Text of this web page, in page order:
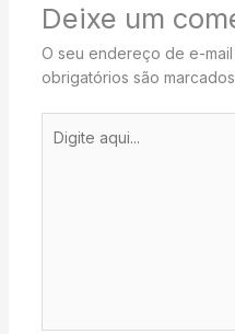
Deixe um
O seu endereço de e-
obrigatórios são
aqui...